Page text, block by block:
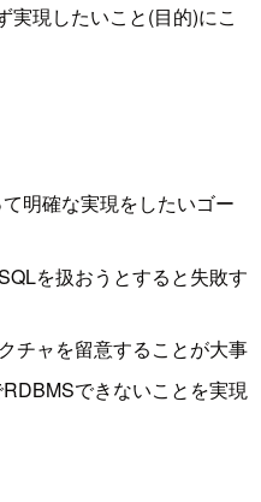
実現したいこと(目的)にこ
明確な実現をしたいゴー
を扱おうとすると失敗す
チャを留意することが大事
できないことを実現